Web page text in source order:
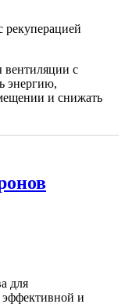
вентиляции с
энергию,
и снижать